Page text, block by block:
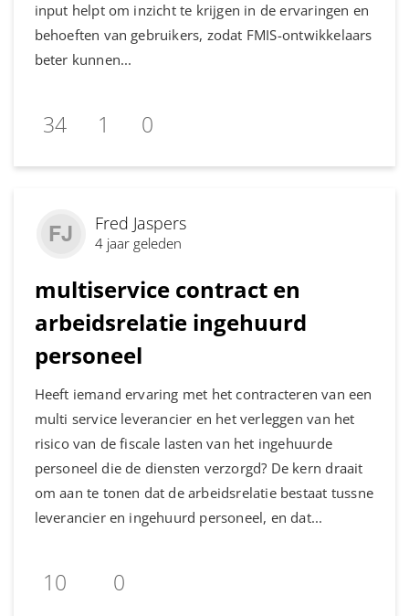
input helpt om inzicht te krijgen in de ervaringen en
behoeften van gebruikers, zodat FMIS-ontwikkelaars
beter kunnen...
34 1 0
Fred Jaspers
4 jaar geleden
multiservice contract en
arbeidsrelatie ingehuurd
personeel
Heeft iemand ervaring met het contracteren van een
multi service leverancier en het verleggen van het
risico van de fiscale lasten van het ingehuurde
personeel die de diensten verzorgd? De kern draait
om aan te tonen dat de arbeidsrelatie bestaat tussne
leverancier en ingehuurd personeel, en dat...
10 0